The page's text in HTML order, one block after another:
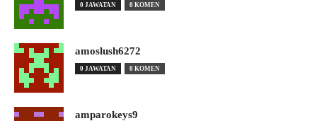
0 JAWATAN 0 KOMEN
amoslush6272
0 JAWATAN 0 KOMEN
amparokeys9